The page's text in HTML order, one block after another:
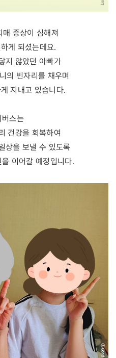
증상이 심해져
게 되셨는데요.
지 않았던 아빠가
의 빈자리를 채우며
지내고 있습니다.
버스는
건강을 회복하여
상을 보낼 수 있도록
이어갈 예정입니다.